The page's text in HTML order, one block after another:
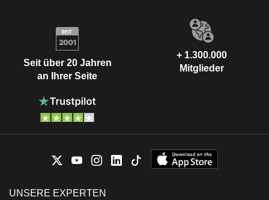
Seit über 20 Jahren
an Ihrer Seite
+ 1.300.000
Mitglieder
UNSERE EXPERTEN